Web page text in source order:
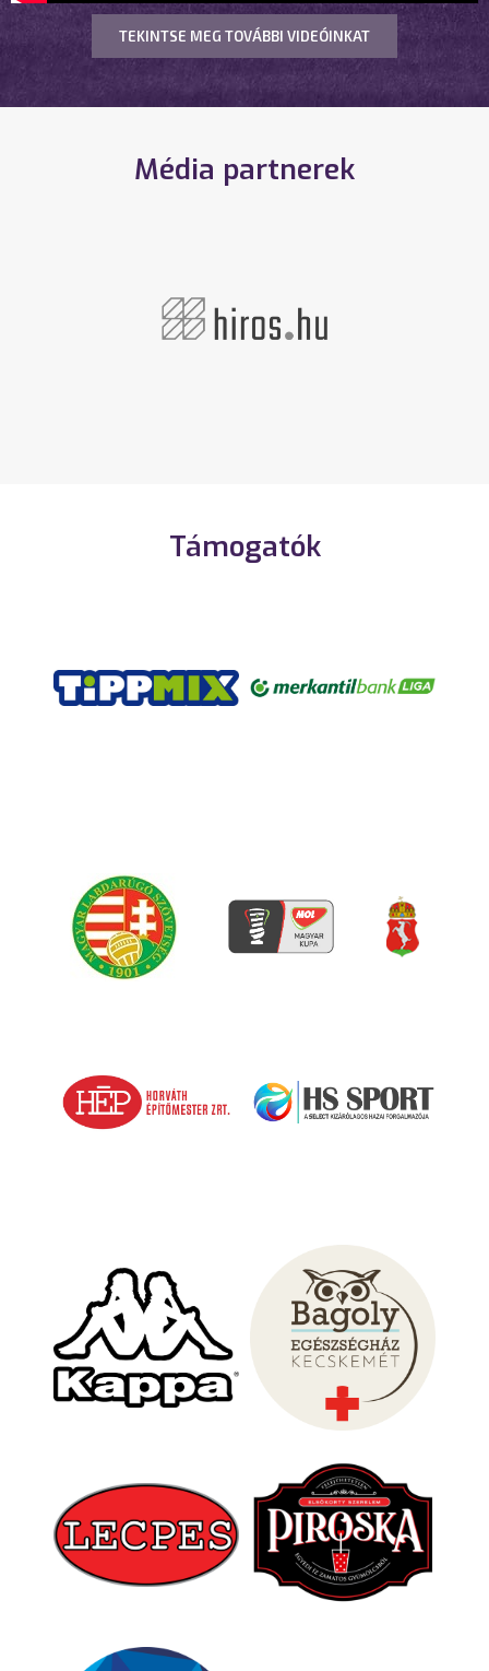
TEKINTSE MEG TOVÁBBI VIDEÓINKAT
Média partnerek
Támogatók